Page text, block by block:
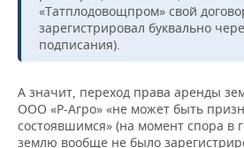
«Татплодовощпром» свой
зарегистрировал буквально
подписания).
А значит, переход права аренды
ООО «Р-Агро» «не может быть
состоявшимся» (на момент спора в
землю вообще не было